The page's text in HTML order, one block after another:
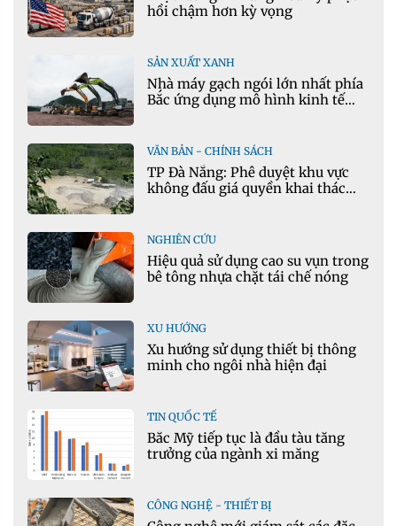
hồi chậm hơn kỳ vọng
SẢN XUẤT XANH
Nhà máy gạch ngói lớn nhất phía
Bắc ứng dụng mô hình kinh tế
VĂN BẢN - CHÍNH SÁCH
TP Đà Nẵng: Phê duyệt khu vực
không đấu giá quyền khai thác
NGHIÊN CỨU
Hiệu quả sử dụng cao su vụn trong
bê tông nhựa chặt tái chế nóng
XU HƯỚNG
Xu hướng sử dụng thiết bị thông
minh cho ngôi nhà hiện đại
TIN QUỐC TẾ
Bắc Mỹ tiếp tục là đầu tàu tăng
trưởng của ngành xi măng
CÔNG NGHỆ - THIẾT BỊ